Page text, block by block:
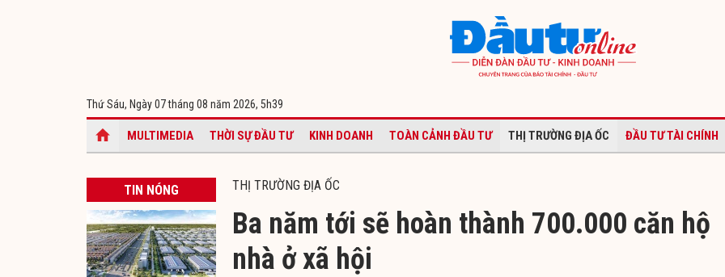
Thứ Sáu, Ngày 07 tháng 08 năm 2026, 5h39
MULTIMEDIA THỜI SỰ ĐẦU TƯ KINH DOANH TOÀN CẢNH ĐẦU TƯ THỊ TRƯỜNG ĐỊA ỐC ĐẦU TƯ TÀI CHÍNH
TIN NÓNG THỊ TRƯỜNG ĐỊA ỐC
Ba năm tới sẽ hoàn thành 700.000 căn hộ
nhà ở xã hội